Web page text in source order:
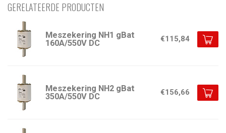
GERELATEERDE PRODUCTEN
Meszekering NH1 gBat
160A/550V DC
€115,84
Meszekering NH2 gBat
350A/550V DC
€156,66